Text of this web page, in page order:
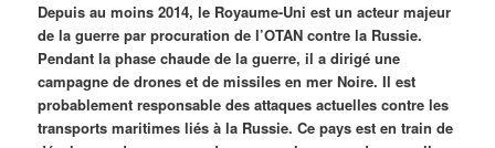
Depuis au moins 2014, le Royaume-Uni est un acteur majeur
de la guerre par procuration de l’OTAN contre la Russie.
Pendant la phase chaude de la guerre, il a dirigé une
campagne de drones et de missiles en mer Noire. Il est
probablement responsable des attaques actuelles contre les
transports maritimes liés à la Russie. Ce pays est en train de